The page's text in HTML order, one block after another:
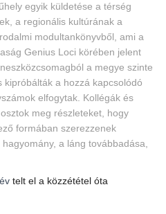
egyik küldetése a térség
a regionális kultúrának a
modultankönyvből, ami a
Genius Loci körében jelent
a megye szinte
a hozzá kapcsolódó
elfogytak. Kollégák és
meg részleteket, hogy
formában szerezzenek
a láng továbbadása,
telt el a közzététel óta